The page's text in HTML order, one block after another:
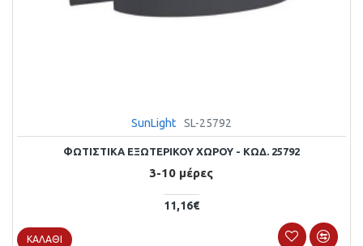
SunLight SL-25792
ΦΩΤΙΣΤΙΚΑ ΕΞΩΤΕΡΙΚΟΥ ΧΩΡΟΥ - ΚΩΔ. 25792
3-10 μέρες
11,16€
ΚΑΛΆΘΙ